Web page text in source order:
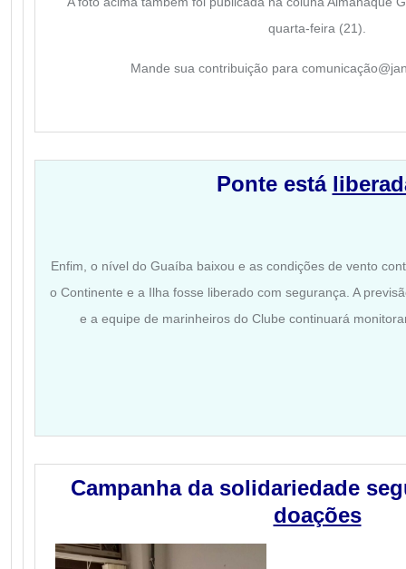
quarta-feira (21).
Mande sua contribuição para
Ponte está
Enfim, o nível do Guaíba baixou e as condições de vento
o Continente e a Ilha fosse liberado com segurança. A
e a equipe de marinheiros do Clube continuará
Campanha da solidariedade
doações